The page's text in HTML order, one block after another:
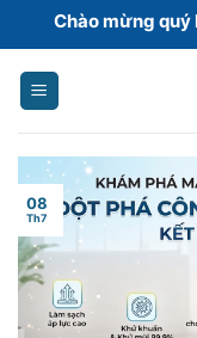
to
content
Chào mừng quý
08
Th7